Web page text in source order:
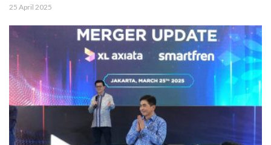
25 April 2025